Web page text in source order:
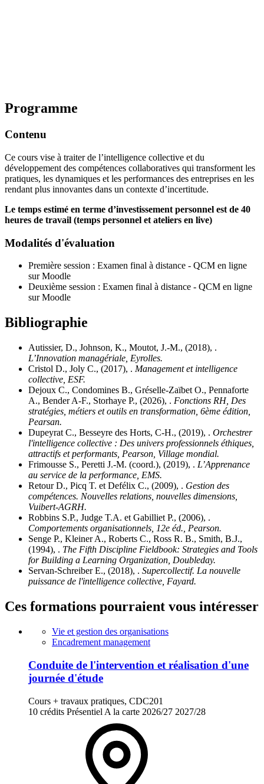
Programme
Contenu
Ce cours vise à traiter de l’intelligence collective et du
développement des compétences collaboratives qui transforment les
pratiques, les dynamiques et les performances des entreprises en les
rendant plus innovantes dans un contexte d’incertitude.
Le temps estimé en terme d’investissement personnel est de 40
heures de travail (temps personnel et ateliers en live)
Modalités d'évaluation
Première session : Examen final à distance - QCM en ligne
sur Moodle
Deuxième session : Examen final à distance - QCM en ligne
sur Moodle
Bibliographie
Autissier, D., Johnson, K., Moutot, J.-M., (2018), .
L’Innovation managériale, Eyrolles.
Cristol D., Joly C., (2017), . Management et intelligence
collective, ESF.
Dejoux C., Condomines B., Gréselle-Zaïbet O., Pennaforte
A., Bender A-F., Storhaye P., (2026), . Fonctions RH, Des
stratégies, métiers et outils en transformation, 6ème édition,
Pearsan.
Dupeyrat C., Besseyre des Horts, C-H., (2019), . Orchestrer
l'intelligence collective : Des univers professionnels éthiques,
attractifs et performants, Pearson, Village mondial.
Frimousse S., Peretti J.-M. (coord.), (2019), . L’Apprenance
au service de la performance, EMS.
Retour D., Picq T. et Defélix C., (2009), . Gestion des
compétences. Nouvelles relations, nouvelles dimensions,
Vuibert-AGRH.
Robbins S.P., Judge T.A. et Gabilliet P., (2006), .
Comportements organisationnels, 12e éd., Pearson.
Senge P., Kleiner A., Roberts C., Ross R. B., Smith, B.J.,
(1994), . The Fifth Discipline Fieldbook: Strategies and Tools
for Building a Learning Organization, Doubleday.
Servan-Schreiber E., (2018), . Supercollectif. La nouvelle
puissance de l'intelligence collective, Fayard.
Ces formations pourraient vous intéresser
Vie et gestion des organisations
Encadrement management
Conduite de l'intervention et réalisation d'une
journée d'étude
Cours + travaux pratiques, CDC201
10 crédits Présentiel A la carte 2026/27 2027/28